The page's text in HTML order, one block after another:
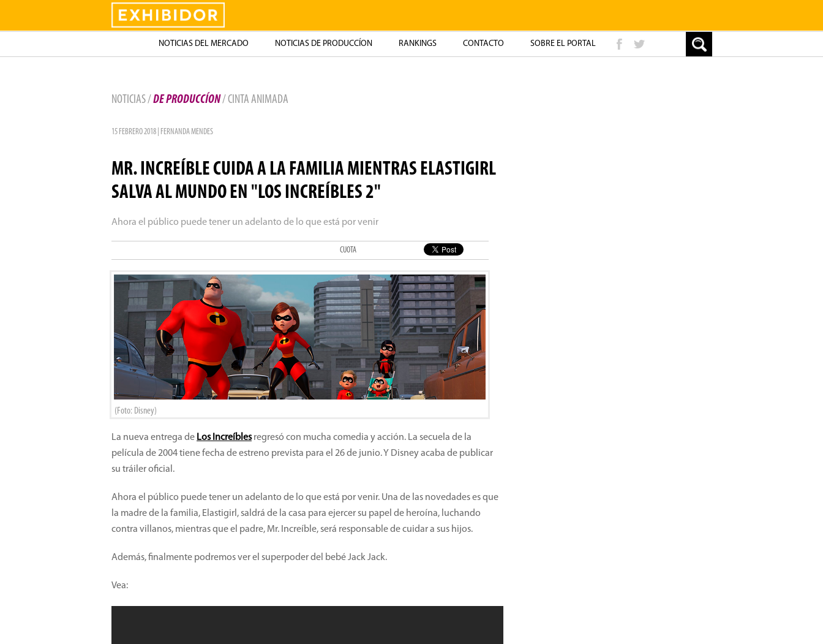
Exhibidor
NOTICIAS DEL MERCADO NOTICIAS DE PRODUCCÍON RANKINGS CONTACTO SOBRE EL PORTAL
NOTICIAS / DE PRODUCCÍON/ CINTA ANIMADA
15 FEBRERO 2018 | FERNANDA MENDES
MR. INCREÍBLE CUIDA A LA FAMILIA MIENTRAS ELASTIGIRL
SALVA AL MUNDO EN "LOS INCREÍBLES 2"
Ahora el público puede tener un adelanto de lo que está por venir
CUOTA
(Foto: Disney)
La nueva entrega de Los Increíblesregresó con mucha comedia y acción. La secuela de la
película de 2004 tiene fecha de estreno prevista para el 26 de junio. Y Disney acaba de publicar
su tráiler oficial.
Ahora el público puede tener un adelanto de lo que está por venir. Una de las novedades es que
la madre de la familia, Elastigirl, saldrá de la casa para ejercer su papel de heroína, luchando
contra villanos, mientras que el padre, Mr. Increíble, será responsable de cuidar a sus hijos.
Además, finalmente podremos ver el superpoder del bebé Jack Jack.
Vea: